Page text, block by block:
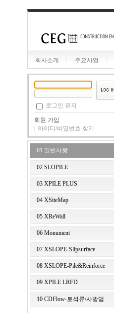
회사소개 주요사업
로그인 유지
회원 가입
아이디/비밀번호 찾기
01 일반사항
02 SLOPILE
03 XPILE PLUS
04 XSiteMap
05 XReWall
06 Monument
07 XSLOPE-Slipsurface
08 XSLOPE-Pile&Reinforce
09 XPILE LRFD
10 CDFlow-토석류/사방댐